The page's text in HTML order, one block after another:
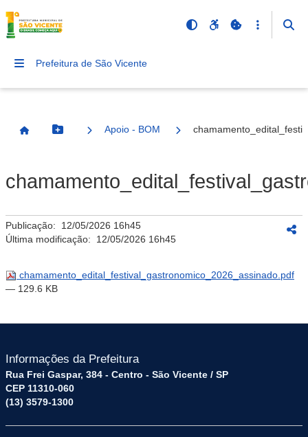
Prefeitura de São Vicente
Página InicialBotão Menu
Apoio - BOM
Publicação: 12/05/2026 16h45
Última modificação: 12/05/2026 16h45
chamamento_edital_festival_gastronomico_2026_assinado.pdf
— 129.6 KB
Informações da Prefeitura
Rua Frei Gaspar, 384 - Centro - São Vicente / SP
CEP 11310-060
(13) 3579-1300